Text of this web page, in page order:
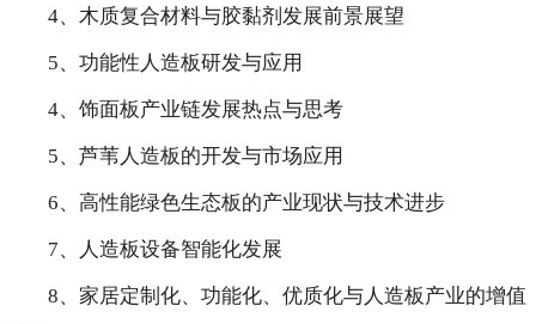
4、木质复合材料与胶黏剂发展前景展望
5、功能性人造板研发与应用
4、饰面板产业链发展热点与思考
5、芦苇人造板的开发与市场应用
6、高性能绿色生态板的产业现状与技术进步
7、人造板设备智能化发展
8、家居定制化、功能化、优质化与人造板产业的增值